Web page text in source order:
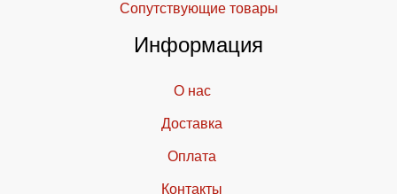
Cопутствующие товары
Информация
О нас
Доставка
Оплата
Контакты